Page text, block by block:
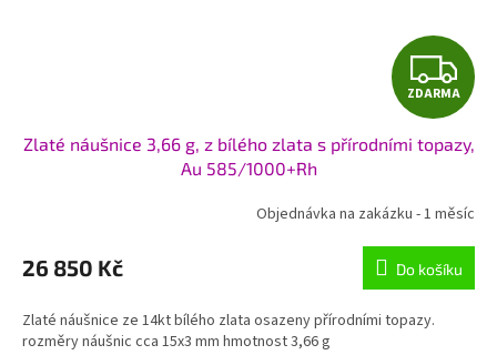
Z
D
A
R
M
A
ZDARMA
Zlaté náušnice 3,66 g, z bílého zlata s přírodními topazy,
Au 585/1000+Rh
Objednávka na zakázku - 1 měsíc
26 850 Kč Do košíku
Zlaté náušnice ze 14kt bílého zlata osazeny přírodními topazy.
rozměry náušnic cca 15x3 mm hmotnost 3,66 g